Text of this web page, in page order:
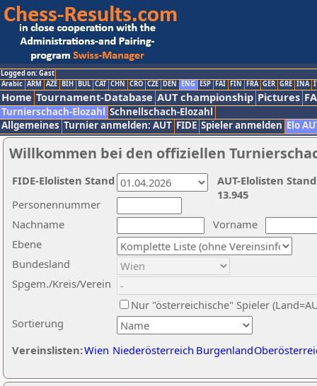
Logged on: Gast
Arabic ARM AZE BIH BUL CAT CHN CRO CZE DEN ENG ESP FAI FIN FRA GER GRE INA
Home Tournament-Database AUT championship Pictures
Turnierschach-Elozahl Schnellschach-Elozahl
Allgemeines Turnier anmelden: AUT FIDE Spieler anmelden Elo
Willkommen bei den offiziellen
Nachname
Vorname
Ebene
Sortierung
Personennummer
Bundesland
Spgem./Kreis/Verein
Nur "österreichische" Spieler
Vereinslisten:Wien Niederösterreich Burgenland
AUT-Elolisten
13.945
FIDE-Elolisten Stand